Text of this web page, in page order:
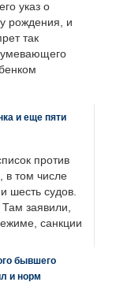
указ о
рождения, и
так
и еще пяти
против
в том числе
шесть судов.
Там заявили,
санкции
бывшего
и норм